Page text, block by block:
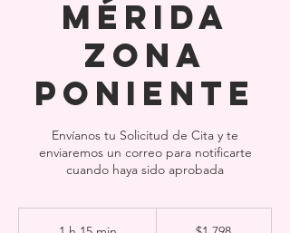
Mérida
Zona
Poniente
Envíanos tu Solicitud de Cita y te
enviaremos un correo para notificarte
cuando haya sido aprobada